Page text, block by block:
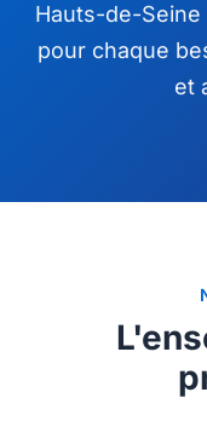
Hauts-de-Seine
pour chaque
et